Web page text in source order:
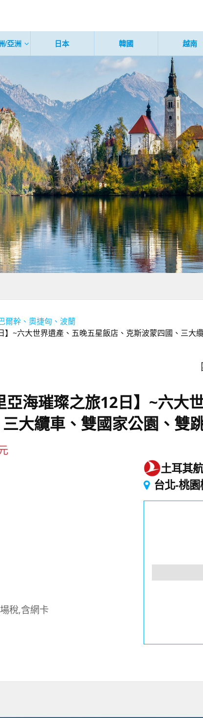
/亞洲 日本 韓國 越南
爾幹、奧捷匈、波蘭
】~六大世界遺產、五晚五星飯店、克斯波蒙四國、三大
亞海璀璨之旅12日】~六大
大纜車、雙國家公園、雙
稅,含網卡
土耳其
台北-桃